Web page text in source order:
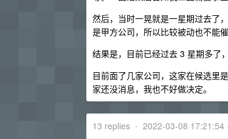
然后，当时一晃就是一星期过去了
是甲方公司，所以比较被动也不能催
结果是，目前已经过去 3 星期多了
目前面了几家公司，这家在候选里
家还没消息，我也不好做决定。
13 replies • 2022-03-08 17:21:54